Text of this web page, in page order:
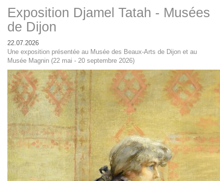
Exposition Djamel Tatah - Musées
de Dijon
22.07.2026
Une exposition présentée au Musée des Beaux-Arts de Dijon et au
Musée Magnin (22 mai - 20 septembre 2026)